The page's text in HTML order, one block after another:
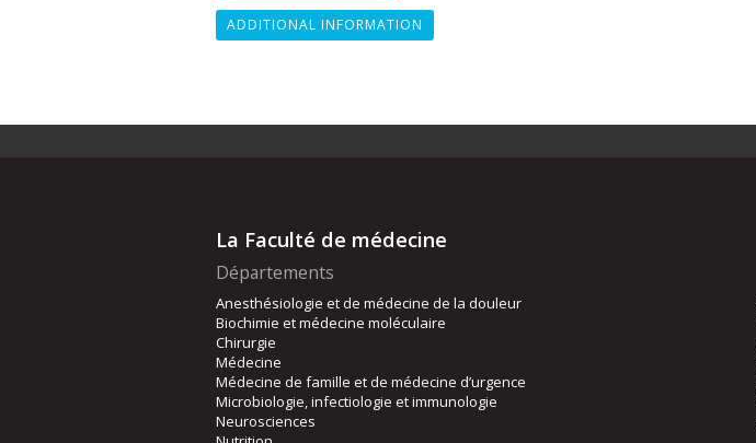
ADDITIONAL INFORMATION
La Faculté de médecine
Départements
Anesthésiologie et de médecine de la douleur
Biochimie et médecine moléculaire
Chirurgie
Médecine
Médecine de famille et de médecine d’urgence
Microbiologie, infectiologie et immunologie
Neurosciences